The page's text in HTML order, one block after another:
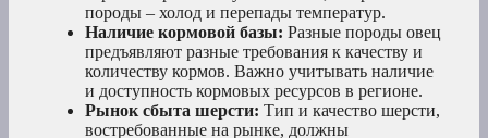
породы – холод и перепады температур.
Наличие кормовой базы: Разные породы овец
предъявляют разные требования к качеству и
количеству кормов. Важно учитывать наличие
и доступность кормовых ресурсов в регионе.
Рынок сбыта шерсти: Тип и качество шерсти,
востребованные на рынке, должны